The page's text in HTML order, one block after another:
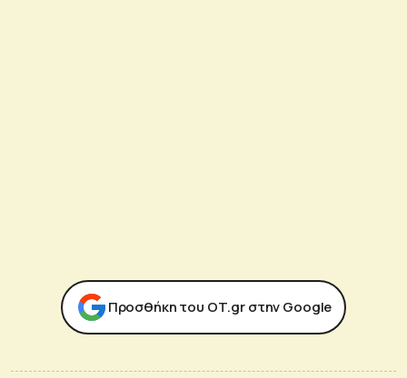
Προσθήκη του ΟΤ.gr στην Google